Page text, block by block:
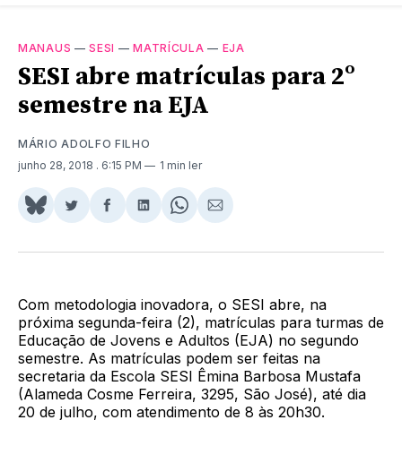
MANAUS —SESI —MATRÍCULA — EJA
SESI abre matrículas para 2º
semestre na EJA
MÁRIO ADOLFO FILHO
junho 28, 2018 . 6:15 PM 1 min ler
Share
BlueSky
Compartilhar
Twitter
Compartilhar
Facebook
Compartilhar
LinkedIn
Share
WhatsApp
Compartilhar
Email
Com metodologia inovadora, o SESI abre, na
próxima segunda-feira (2), matrículas para turmas de
Educação de Jovens e Adultos (EJA) no segundo
semestre. As matrículas podem ser feitas na
secretaria da Escola SESI Êmina Barbosa Mustafa
(Alameda Cosme Ferreira, 3295, São José), até dia
20 de julho, com atendimento de 8 às 20h30.